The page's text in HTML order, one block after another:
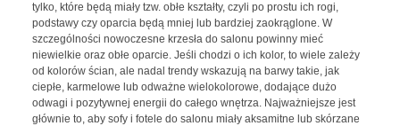
tylko, które będą miały tzw. obłe kształty, czyli po prostu ich rogi,
podstawy czy oparcia będą mniej lub bardziej zaokrąglone. W
szczególności nowoczesne krzesła do salonu powinny mieć
niewielkie oraz obłe oparcie. Jeśli chodzi o ich kolor, to wiele zależy
od kolorów ścian, ale nadal trendy wskazują na barwy takie, jak
ciepłe, karmelowe lub odważne wielokolorowe, dodające dużo
odwagi i pozytywnej energii do całego wnętrza. Najważniejsze jest
głównie to, aby sofy i fotele do salonu miały aksamitne lub skórzane